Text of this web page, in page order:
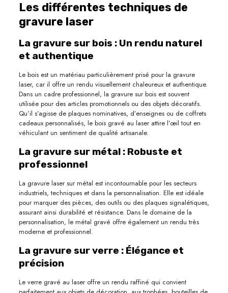
Les différentes techniques de
gravure laser
La gravure sur bois : Un rendu naturel
et authentique
Le bois est un matériau particulièrement prisé pour la gravure
laser, car il offre un rendu visuellement chaleureux et authentique.
Dans un cadre professionnel, la gravure sur bois est souvent
utilisée pour des articles promotionnels ou des objets décoratifs.
Qu’il s’agisse de plaques nominatives, d’enseignes ou de coffrets
cadeaux personnalisés, le bois gravé au laser attire l’œil tout en
véhiculant un sentiment de qualité artisanale.
La gravure sur métal : Robuste et
professionnel
La gravure laser sur métal est incontournable pour les secteurs
industriels, techniques et dans la personnalisation. Elle est idéale
pour marquer des pièces, des outils ou des plaques signalétiques,
assurant ainsi durabilité et résistance. Dans le domaine de la
personnalisation, le métal gravé offre également un rendu très
moderne et professionnel.
La gravure sur verre : Élégance et
précision
Le verre gravé au laser offre un rendu raffiné qui convient